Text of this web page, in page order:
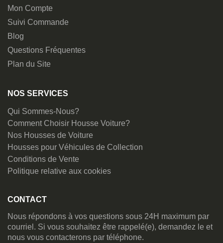
Mon Compte
Suivi Commande
Blog
Questions Fréquentes
Plan du Site
NOS SERVICES
Qui Sommes-Nous?
Comment Choisir Housse Voiture?
Nos Housses de Voiture
Housses pour Véhicules de Collection
Conditions de Vente
Politique relative aux cookies
CONTACT
Nous répondons à vos questions sous 24H maximum par
courriel. Si vous souhaitez être rappelé(e), demandez le et
nous vous contacterons par téléphone.